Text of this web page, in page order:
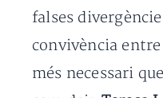
falses
convivència
més necessari